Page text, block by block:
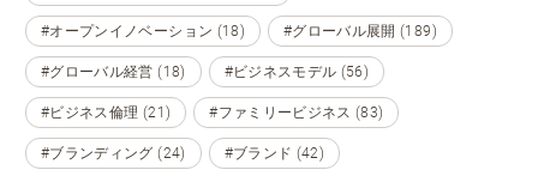
#オープンイノベーション (18) #グローバル展開 (189)
#グローバル経営 (18) #ビジネスモデル (56)
#ビジネス倫理 (21) #ファミリービジネス (83)
#ブランディング (24) #ブランド (42)